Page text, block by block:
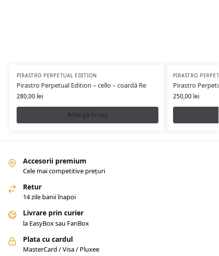
PIRASTRO PERPETUAL EDITION
Pirastro Perpetual Edition – cello – coardă Re
280,00 lei
Adaugă în coș
PIRASTRO
Pirastro
250,00 lei
Accesorii premium
Cele mai competitive prețuri
Retur
14 zile banii înapoi
Livrare prin curier
la EasyBox sau FanBox
Plata cu cardul
MasterCard / Visa / Pluxee